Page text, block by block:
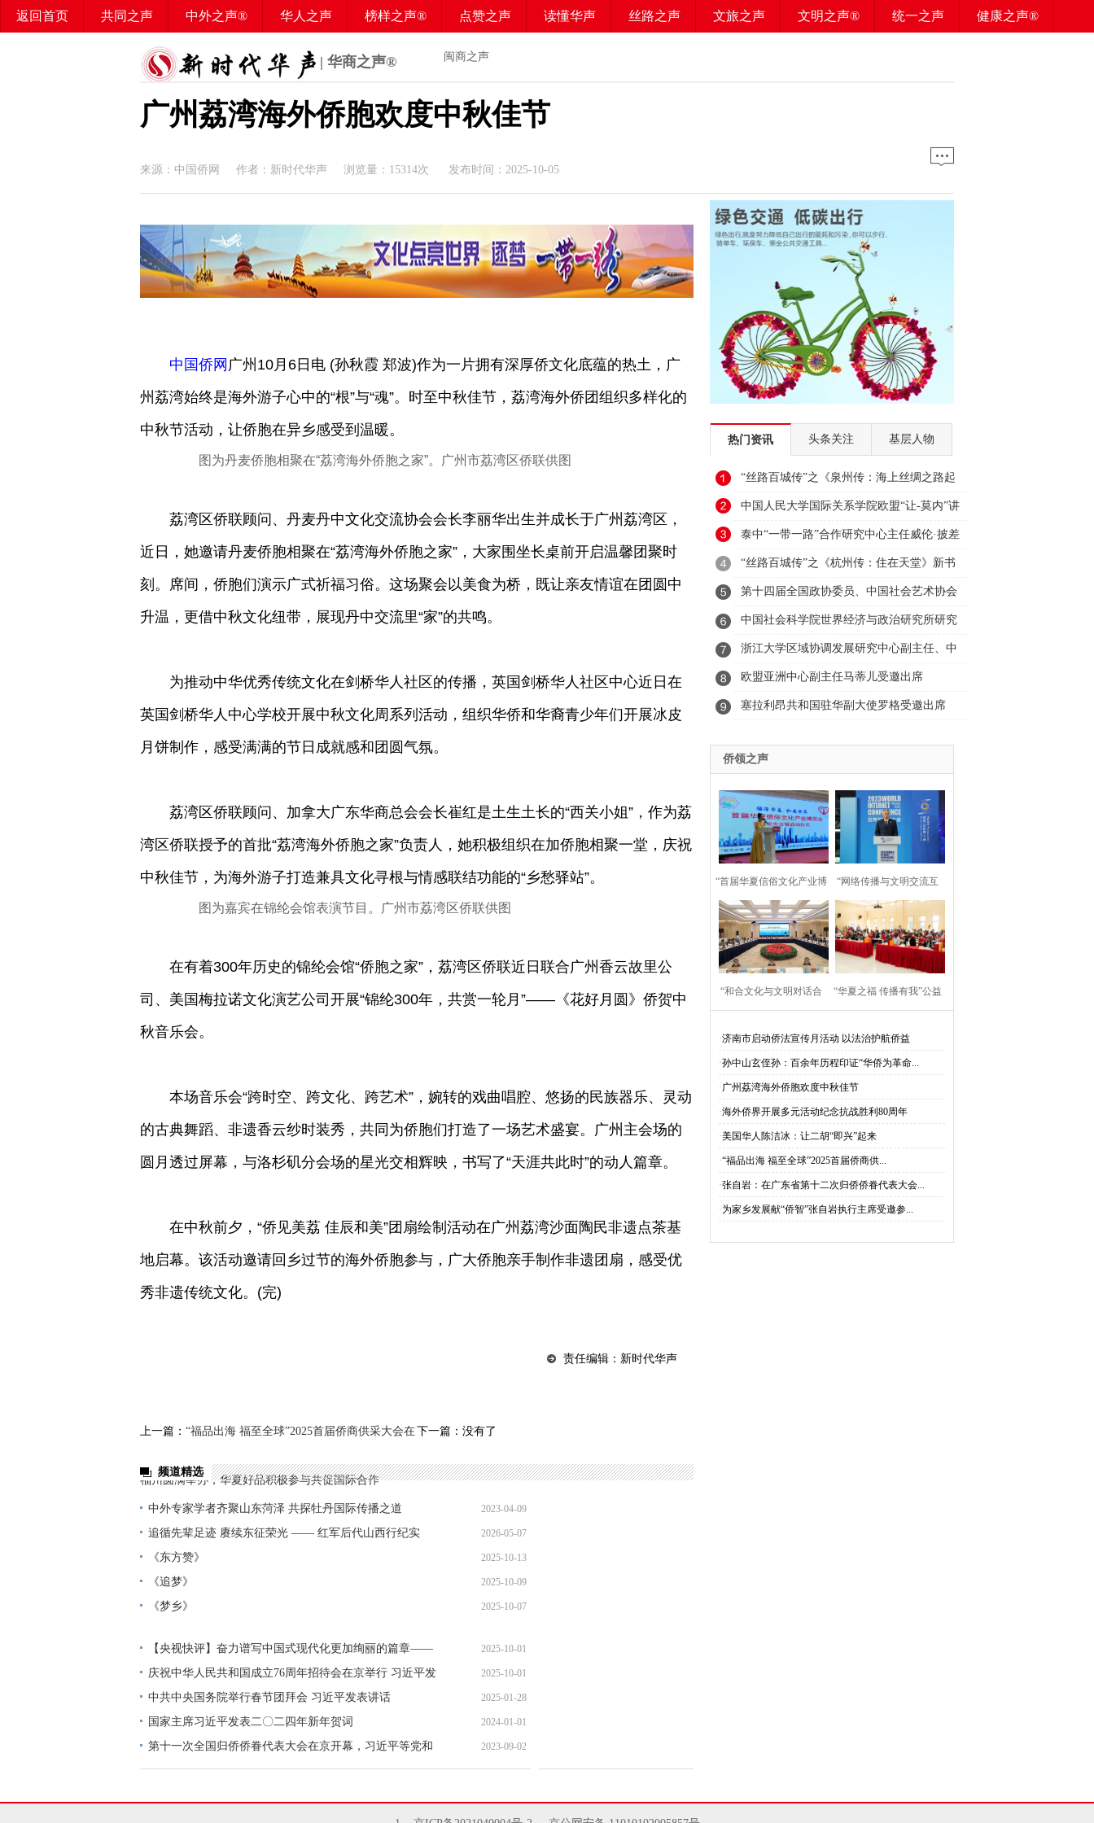
返回首页 共同之声 中外之声® 华人之声 榜样之声® 点赞之声 读懂华声 丝路之声 文旅之声 文明之声® 统一之声 健康之声®
百姓之声® 华声学堂
| 华商之声® 闽商之声
广州荔湾海外侨胞欢度中秋佳节
来源：中国侨网 作者：新时代华声 浏览量： 15314次 发布时间：2025-10-05
中国侨网 广州10月6日电 (孙秋霞 郑波)作为一片拥有深厚侨文化底蕴的热土，广
州荔湾始终是海外游子心中的“根”与“魂”。时至中秋佳节，荔湾海外侨团组织多样化的
中秋节活动，让侨胞在异乡感受到温暖。
图为丹麦侨胞相聚在“荔湾海外侨胞之家”。广州市荔湾区侨联供图
荔湾区侨联顾问、丹麦丹中文化交流协会会长李丽华出生并成长于广州荔湾区，
近日，她邀请丹麦侨胞相聚在“荔湾海外侨胞之家”，大家围坐长桌前开启温馨团聚时
刻。席间，侨胞们演示广式祈福习俗。这场聚会以美食为桥，既让亲友情谊在团圆中
升温，更借中秋文化纽带，展现丹中交流里“家”的共鸣。
为推动中华优秀传统文化在剑桥华人社区的传播，英国剑桥华人社区中心近日在
英国剑桥华人中心学校开展中秋文化周系列活动，组织华侨和华裔青少年们开展冰皮
月饼制作，感受满满的节日成就感和团圆气氛。
荔湾区侨联顾问、加拿大广东华商总会会长崔红是土生土长的“西关小姐”，作为荔
湾区侨联授予的首批“荔湾海外侨胞之家”负责人，她积极组织在加侨胞相聚一堂，庆祝
中秋佳节，为海外游子打造兼具文化寻根与情感联结功能的“乡愁驿站”。
图为嘉宾在锦纶会馆表演节目。广州市荔湾区侨联供图
在有着300年历史的锦纶会馆“侨胞之家”，荔湾区侨联近日联合广州香云故里公
司、美国梅拉诺文化演艺公司开展“锦纶300年，共赏一轮月”——《花好月圆》侨贺中
秋音乐会。
本场音乐会“跨时空、跨文化、跨艺术”，婉转的戏曲唱腔、悠扬的民族器乐、灵动
的古典舞蹈、非遗香云纱时装秀，共同为侨胞们打造了一场艺术盛宴。广州主会场的
圆月透过屏幕，与洛杉矶分会场的星光交相辉映，书写了“天涯共此时”的动人篇章。
在中秋前夕，“侨见美荔 佳辰和美”团扇绘制活动在广州荔湾沙面陶民非遗点茶基
地启幕。该活动邀请回乡过节的海外侨胞参与，广大侨胞亲手制作非遗团扇，感受优
秀非遗传统文化。(完)
责任编辑：新时代华声
上一篇： “福品出海 福至全球”2025首届侨商供采大会在
福州圆满举办，华夏好品积极参与共促国际合作
下一篇：没有了
频道精选
中外专家学者齐聚山东菏泽 共探牡丹国际传播之道 2023-04-09
追循先辈足迹 赓续东征荣光 —— 红军后代山西行纪实 2026-05-07
《东方赞》 2025-10-13
《追梦》 2025-10-09
《梦乡》 2025-10-07
【央视快评】奋力谱写中国式现代化更加绚丽的篇章——
庆祝新中国成立76周年
2025-10-01
庆祝中华人民共和国成立76周年招待会在京举行 习近平发
表重要讲话
2025-10-01
中共中央国务院举行春节团拜会 习近平发表讲话 2025-01-28
国家主席习近平发表二〇二四年新年贺词 2024-01-01
第十一次全国归侨侨眷代表大会在京开幕，习近平等党和
国家领导人到会祝贺。
2023-09-02
热门资讯 头条关注 基层人物
“丝路百城传”之《泉州传：海上丝绸之路起
点》新书首发式在泉州举行
中国人民大学国际关系学院欧盟“让-莫内”讲
席教授、国际事务研究所所长、欧盟研究中
心主任王义桅受邀出席2023“为人类造福·与
丝路对话”活动并发言
泰中“一带一路”合作研究中心主任威伦·披差
翁帕迪受邀出席2023“为人类造福·与丝路对
话”活动并发言
“丝路百城传”之《杭州传：住在天堂》新书
首发式在杭州举行
第十四届全国政协委员、中国社会艺术协会
副主席舒勇受邀出席2023“为人类造福·与丝
路对话”活动并发言
中国社会科学院世界经济与政治研究所研究
员、中国社科院大学教授薛力受邀出席
2023“为人类造福·与丝路对话”活动并发言
浙江大学区域协调发展研究中心副主任、中
国西部发展研究院常务副院长董雪兵受邀出
席2023“为人类造福·与丝路对话”活动并发言
欧盟亚洲中心副主任马蒂儿受邀出席
2023“为人类造福·与丝路对话”活动并发言
塞拉利昂共和国驻华副大使罗格受邀出席
侨领之声
“首届华夏信俗文化产业博
览会”在京启动
“网络传播与文明交流互
鉴”论坛在乌镇举行
​“和合文化与文明对话合
举行
“华夏之福 传播有我”公益
大学
·济南市启动侨法宣传月活动 以法治护航侨益
·孙中山玄侄孙：百余年历程印证“华侨为革命...
·广州荔湾海外侨胞欢度中秋佳节
·海外侨界开展多元活动纪念抗战胜利80周年
·美国华人陈洁冰：让二胡“即兴”起来
·“福品出海 福至全球”2025首届侨商供...
·张自岩：在广东省第十二次归侨侨眷代表大会...
·为家乡发展献“侨智”张自岩执行主席受邀参...